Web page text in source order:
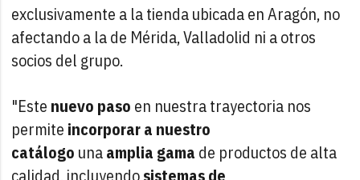
exclusivamente a la tienda ubicada en Aragón, no
afectando a la de Mérida, Valladolid ni a otros
socios del grupo.
"Este nuevo paso en nuestra trayectoria nos
permite incorporar a nuestro
catálogo unaamplia gama de productos de alta
calidad, incluyendosistemas de